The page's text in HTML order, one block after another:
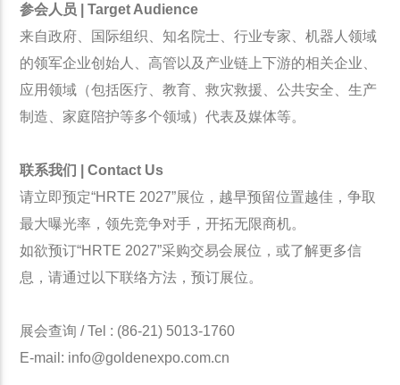
参会人员 | Target Audience
来自政府、国际组织、知名院士、行业专家、机器人领域
的领军企业创始人、高管以及产业链上下游的相关企业、
应用领域（包括医疗、教育、救灾救援、公共安全、生产
制造、家庭陪护等多个领域）代表及媒体等。
联系我们 | Contact Us
请立即预定“HRTE 2027”展位，越早预留位置越佳，争取
最大曝光率，领先竞争对手，开拓无限商机。
如欲预订“HRTE 2027”采购交易会展位，或了解更多信
息，请通过以下联络方法，预订展位。
展会查询 / Tel : (86-21) 5013-1760
E-mail: info@goldenexpo.com.cn